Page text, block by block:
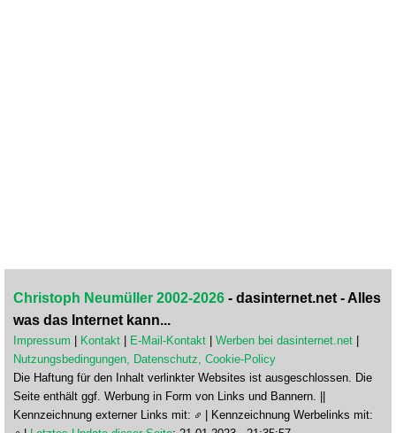
Christoph Neumüller 2002-2026 - dasinternet.net - Alles
was das Internet kann...
Impressum | Kontakt | E-Mail-Kontakt | Werben bei dasinternet.net |
Nutzungsbedingungen, Datenschutz, Cookie-Policy
Die Haftung für den Inhalt verlinkter Websites ist ausgeschlossen. Die
Seite enthält ggf. Werbung in Form von Links und Bannern. ||
Kennzeichnung externer Links mit:
| Kennzeichnung Werbelinks mit: